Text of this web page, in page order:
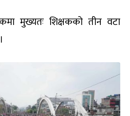
मुख्यतः शिक्षकको तीन वटा